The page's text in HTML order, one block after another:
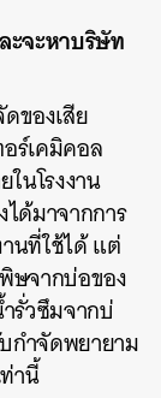
ะจะหาบริษัท
ของเสีย
ร์เคมิคอล
นโรงงาน
ได้มาจากการ
นที่ใช้ได้ แต่
ษจากบ่อของ
รั่วซึมจากบ่
กำจัดพยายาม
านี้